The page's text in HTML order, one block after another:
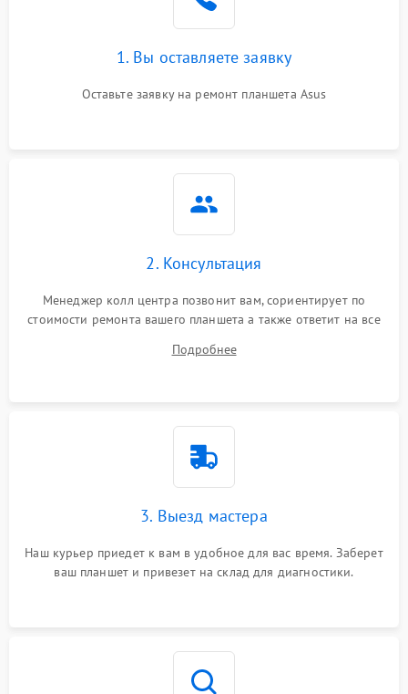
1. Вы оставляете заявку
Оставьте заявку на ремонт планшета Asus
2. Консультация
Менеджер колл центра позвонит вам, сориентирует по
стоимости ремонта вашего планшета а также ответит на все
Подробнее
3. Выезд мастера
Наш курьер приедет к вам в удобное для вас время. Заберет
ваш планшет и привезет на склад для диагностики.